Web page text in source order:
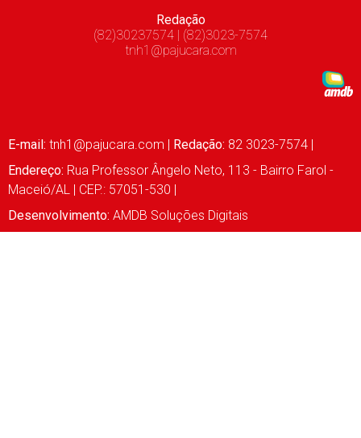
Redação
(82)30237574 | (82)3023-7574
tnh1@pajucara.com
E-mail: tnh1@pajucara.com Redação: 82 3023-7574 |
Endereço: Rua Professor Ângelo Neto, 113 - Bairro Farol -
Maceió/AL | CEP.: 57051-530 |
Desenvolvimento: AMDB Soluções Digitais